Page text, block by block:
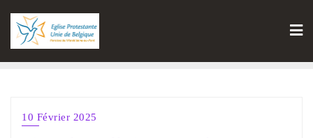
10 Février 2025